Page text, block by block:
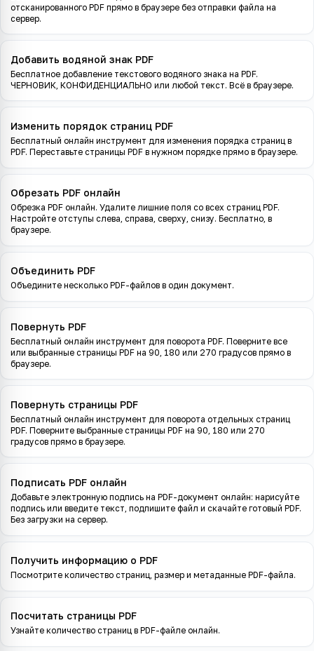
отсканированного PDF прямо в браузере без отправки файла на
сервер.
Добавить водяной знак PDF
Бесплатное добавление текстового водяного знака на PDF.
ЧЕРНОВИК, КОНФИДЕНЦИАЛЬНО или любой текст. Всё в браузере.
Изменить порядок страниц PDF
Бесплатный онлайн инструмент для изменения порядка страниц в
PDF. Переставьте страницы PDF в нужном порядке прямо в браузере.
Обрезать PDF онлайн
Обрезка PDF онлайн. Удалите лишние поля со всех страниц PDF.
Настройте отступы слева, справа, сверху, снизу. Бесплатно, в
браузере.
Объединить PDF
Объедините несколько PDF-файлов в один документ.
Повернуть PDF
Бесплатный онлайн инструмент для поворота PDF. Поверните все
или выбранные страницы PDF на 90, 180 или 270 градусов прямо в
браузере.
Повернуть страницы PDF
Бесплатный онлайн инструмент для поворота отдельных страниц
PDF. Поверните выбранные страницы PDF на 90, 180 или 270
градусов прямо в браузере.
Подписать PDF онлайн
Добавьте электронную подпись на PDF-документ онлайн: нарисуйте
подпись или введите текст, подпишите файл и скачайте готовый PDF.
Без загрузки на сервер.
Получить информацию о PDF
Посмотрите количество страниц, размер и метаданные PDF-файла.
Посчитать страницы PDF
Узнайте количество страниц в PDF-файле онлайн.